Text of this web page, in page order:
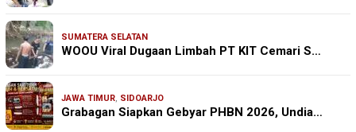
SUMATERA SELATAN
WOOU Viral Dugaan Limbah PT KIT Cemari S…
JAWA TIMUR, SIDOARJO
Grabagan Siapkan Gebyar PHBN 2026, Undia…